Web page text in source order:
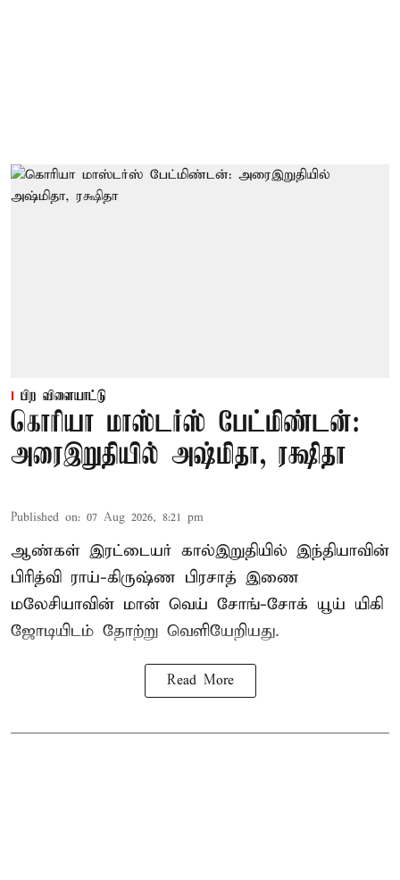
பிற விளையாட்டு
கொரியா மாஸ்டர்ஸ் பேட்மிண்டன்:
அரைஇறுதியில் அஷ்மிதா, ரக்ஷிதா
Published on: 07 Aug 2026, 8:21 pm
ஆண்கள் இரட்டையர் கால்இறுதியில் இந்தியாவின்
பிரித்வி ராய்-கிருஷ்ண பிரசாத் இணை
மலேசியாவின் மான் வெய் சோங்-சோக் யூய் யிகி
ஜோடியிடம் தோற்று வெளியேறியது.
Read More